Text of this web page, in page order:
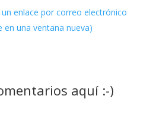
un enlace por correo electrónico
en una ventana nueva)
aquí :-)